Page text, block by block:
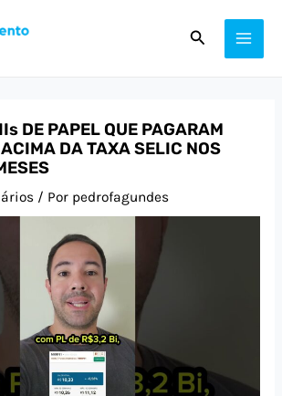
Pesquisar
DE PAPEL QUE PAGARAM
DA TAXA SELIC NOS
/ Por pedrofagundes